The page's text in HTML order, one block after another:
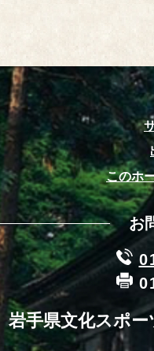
このホ
お
岩手県文化スポ